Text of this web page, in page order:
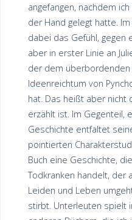
angefangen, nachdem
der Hand gelegt hatte.
dabei das Gefühl, gegen
aber in erster Linie an
der dem überbordenden
Ideenreichtum von
hat. Das heißt aber nicht
erzählt ist. Im Gegenteil,
Geschichte entfaltet
pointierten
Buch eine Geschichte,
Todkranken handelt, der
Leiden und Leben
stirbt. Unterleuten spielt